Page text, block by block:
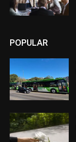
POPULAR